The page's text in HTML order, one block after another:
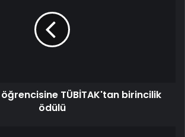
TÜBİTAK'tan birincilik
ödülü